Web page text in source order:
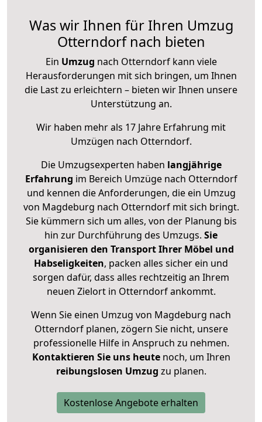
Was wir Ihnen für Ihren Umzug
Otterndorf nach bieten
Ein Umzug nach Otterndorf kann viele
Herausforderungen mit sich bringen, um Ihnen
die Last zu erleichtern – bieten wir Ihnen unsere
Unterstützung an.
Wir haben mehr als 17 Jahre Erfahrung mit
Umzügen nach Otterndorf.
Die Umzugsexperten haben langjährige
Erfahrung im Bereich Umzüge nach Otterndorf
und kennen die Anforderungen, die ein Umzug
von Magdeburg nach Otterndorf mit sich bringt.
Sie kümmern sich um alles, von der Planung bis
hin zur Durchführung des Umzugs. Sie
organisieren den Transport Ihrer Möbel und
Habseligkeiten, packen alles sicher ein und
sorgen dafür, dass alles rechtzeitig an Ihrem
neuen Zielort in Otterndorf ankommt.
Wenn Sie einen Umzug von Magdeburg nach
Otterndorf planen, zögern Sie nicht, unsere
professionelle Hilfe in Anspruch zu nehmen.
Kontaktieren Sie uns heutenoch, um Ihren
reibungslosen Umzug zu planen.
Kostenlose Angebote erhalten